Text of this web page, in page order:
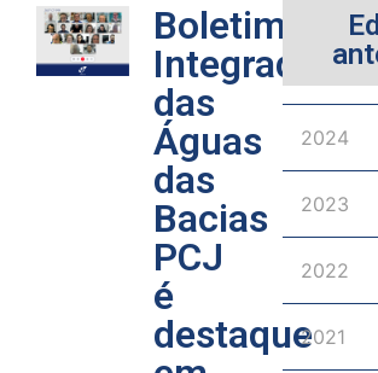
Boletim
Integrado
das
Águas
das
Bacias
PCJ
é
destaque
2024
2023
2022
2021